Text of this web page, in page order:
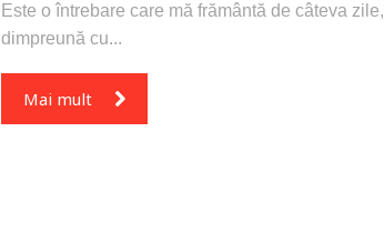
Este o întrebare care mă frământă de câteva zile,
dimpreună cu...
Mai mult